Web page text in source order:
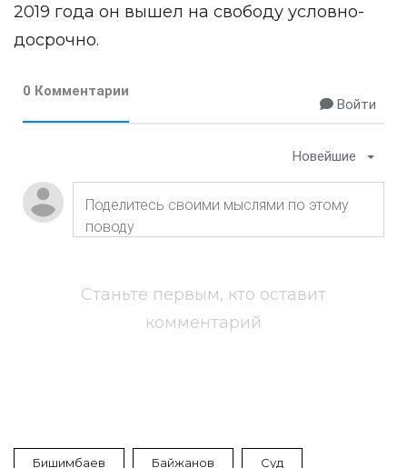
2019 года он вышел на свободу условно-
досрочно.
0 Комментарии
Войти
Новейшие
Станьте первым, кто оставит
комментарий
Бишимбаев Байжанов Суд